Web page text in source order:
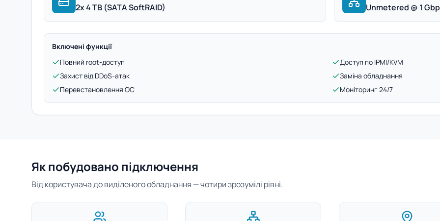
2x 4 TB (SATA SoftRAID) Unmetered @ 1
Включені функції
Повний root-доступ
Доступ по IPMI/KVM
Захист від DDoS-атак
Заміна обладнання
Перевстановлення ОС
Моніторинг 24/7
Як побудовано підключення
Від користувача до виділеного обладнання — чотири зрозумілі рівні.